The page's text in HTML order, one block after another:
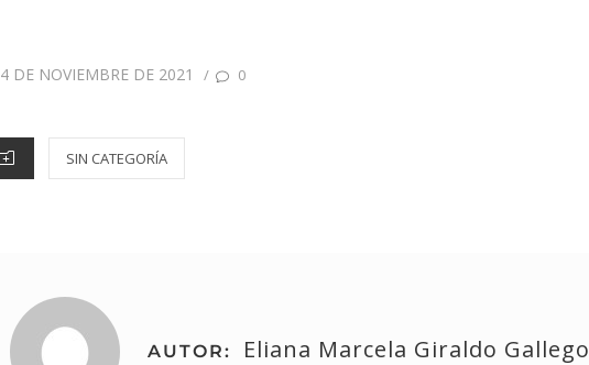
4 DE NOVIEMBRE DE 2021 / 0
SIN CATEGORÍA
AUTOR: Eliana Marcela Giraldo Gallego